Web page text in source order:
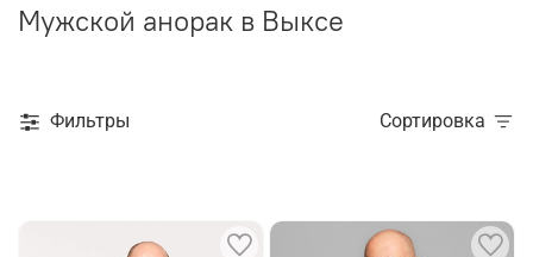
Мужской анорак в Выксе
Фильтры Сортировка